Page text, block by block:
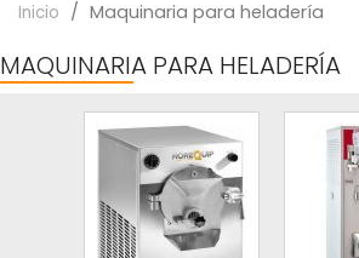
Inicio Maquinaria para heladería
MAQUINARIA PARA HELADERÍA